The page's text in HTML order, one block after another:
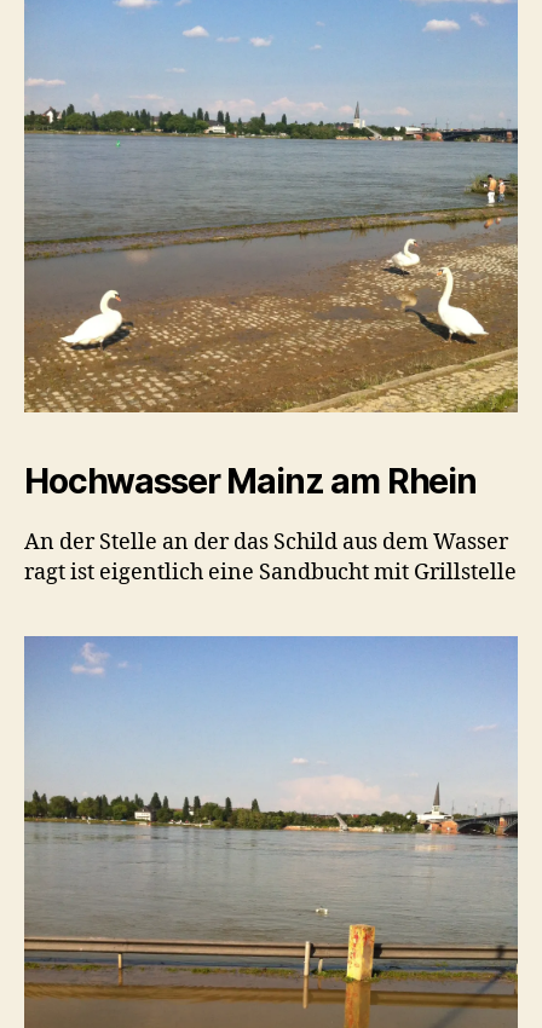
Hochwasser Mainz am Rhein
An der Stelle an der das Schild aus dem Wasser
ragt ist eigentlich eine Sandbucht mit Grillstelle